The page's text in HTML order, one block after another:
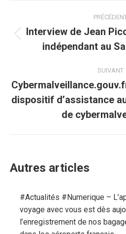
article
Interview de Jean
indépendant au
SUIVANT
dispositif d’assistance
de
Autres articles
#Actualités #Numerique –
voyage avec vous est dès
l’enregistrement de nos